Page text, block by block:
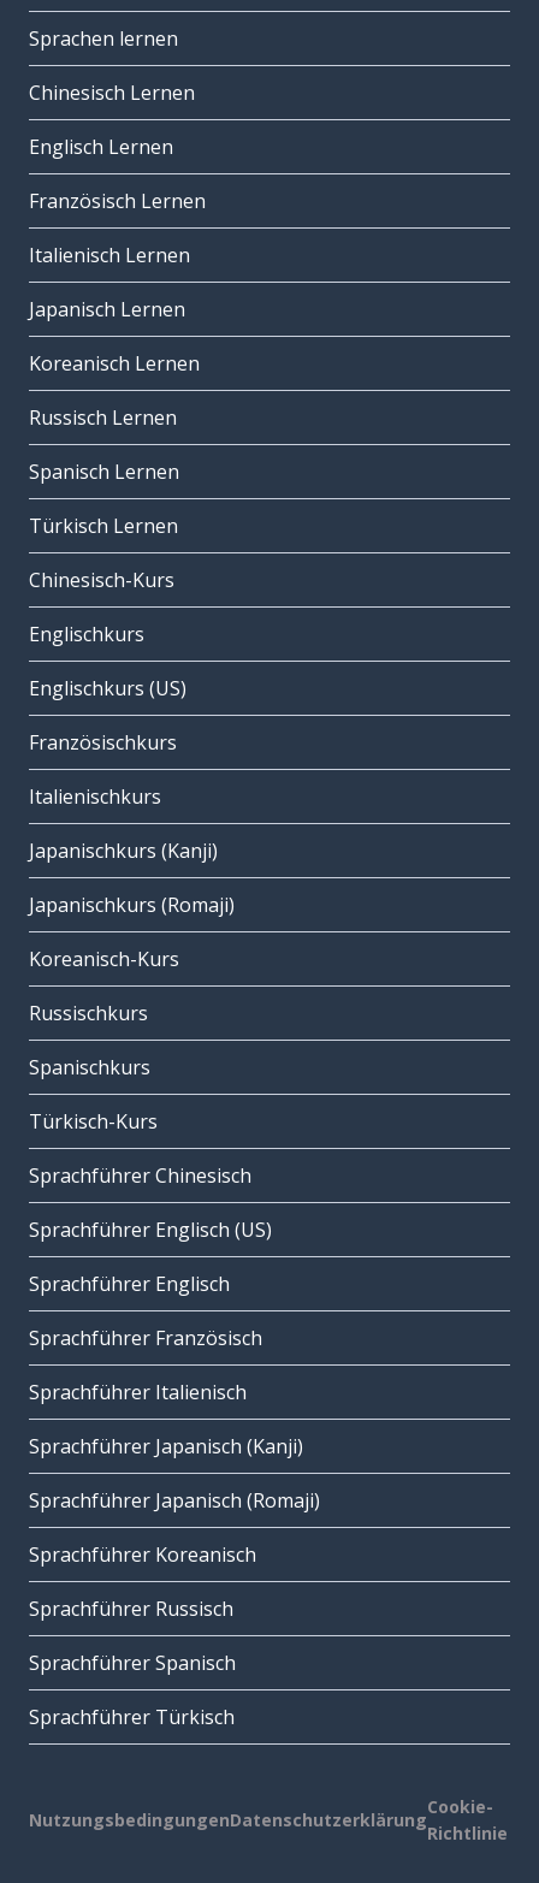
Sprachen lernen
Chinesisch Lernen
Englisch Lernen
Französisch Lernen
Italienisch Lernen
Japanisch Lernen
Koreanisch Lernen
Russisch Lernen
Spanisch Lernen
Türkisch Lernen
Chinesisch-Kurs
Englischkurs
Englischkurs (US)
Französischkurs
Italienischkurs
Japanischkurs (Kanji)
Japanischkurs (Romaji)
Koreanisch-Kurs
Russischkurs
Spanischkurs
Türkisch-Kurs
Sprachführer Chinesisch
Sprachführer Englisch (US)
Sprachführer Englisch
Sprachführer Französisch
Sprachführer Italienisch
Sprachführer Japanisch (Kanji)
Sprachführer Japanisch (Romaji)
Sprachführer Koreanisch
Sprachführer Russisch
Sprachführer Spanisch
Sprachführer Türkisch
NutzungsbedingungenDatenschutzerklärung
Cookie-
Richtlinie